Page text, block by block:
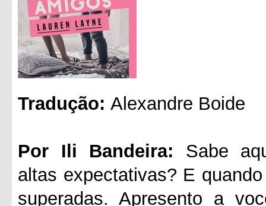
Tradução: Alexandre Boide
Por Ili Bandeira: Sabe
altas expectativas? E
superadas. Apresento a